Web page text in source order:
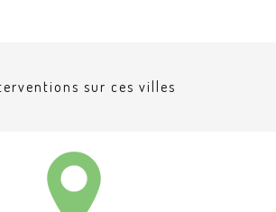
sur ces villes